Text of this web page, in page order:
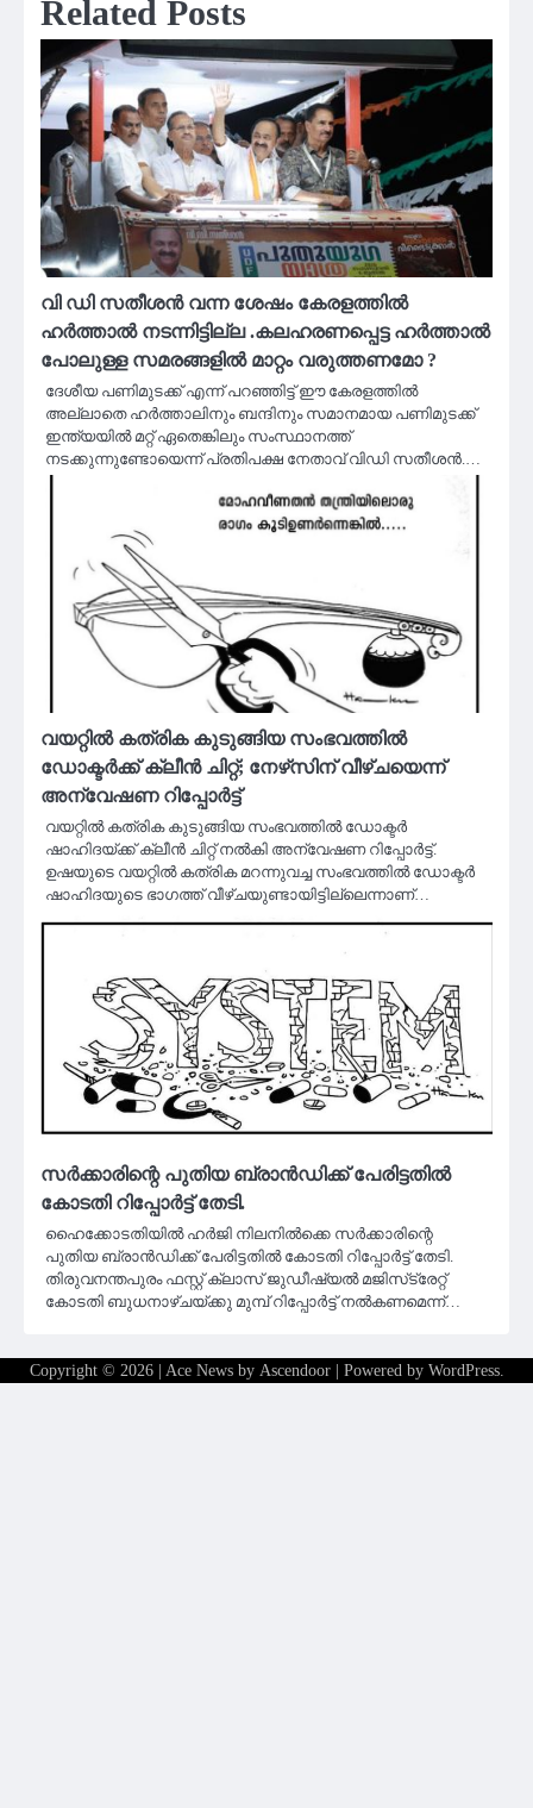
Related Posts
വി ഡി സതീശൻ വന്ന ശേഷം കേരളത്തിൽ
ഹർത്താൽ നടന്നിട്ടില്ല .കലഹരണപ്പെട്ട ഹർത്താൽ
പോലുള്ള സമരങ്ങളിൽ മാറ്റം വരുത്തണമോ ?
ദേശീയ പണിമുടക്ക് എന്ന് പറഞ്ഞിട്ട് ഈ കേരളത്തില്‍
അല്ലാതെ ഹര്‍ത്താലിനും ബന്ദിനും സമാനമായ പണിമുടക്ക്
ഇന്ത്യയില്‍ മറ്റ് ഏതെങ്കിലും സംസ്ഥാനത്ത്
നടക്കുന്നുണ്ടോയെന്ന് പ്രതിപക്ഷ നേതാവ് വിഡി സതീശന്‍.…
വയറ്റില്‍ കത്രിക കുടുങ്ങിയ സംഭവത്തില്‍
ഡോക്ടര്‍ക്ക് ക്ലീന്‍ ചിറ്റ്; നേഴ്‌സിന് വീഴ്ചയെന്ന്
അന്വേഷണ റിപ്പോര്‍ട്ട്
വയറ്റില്‍ കത്രിക കുടുങ്ങിയ സംഭവത്തില്‍ ഡോക്ടര്‍
ഷാഹിദയ്ക്ക് ക്ലീന്‍ ചിറ്റ് നല്‍കി അന്വേഷണ റിപ്പോര്‍ട്ട്.
ഉഷയുടെ വയറ്റില്‍ കത്രിക മറന്നുവച്ച സംഭവത്തില്‍ ഡോക്ടര്‍
ഷാഹിദയുടെ ഭാഗത്ത് വീഴ്ചയുണ്ടായിട്ടില്ലെന്നാണ്…
സര്‍ക്കാരിന്റെ പുതിയ ബ്രാന്‍ഡിക്ക് പേരിട്ടതില്‍
കോടതി റിപ്പോര്‍ട്ട് തേടി.
ഹൈക്കോടതിയില്‍ ഹര്‍ജി നിലനില്‍ക്കെ സര്‍ക്കാരിന്റെ
പുതിയ ബ്രാന്‍ഡിക്ക് പേരിട്ടതില്‍ കോടതി റിപ്പോര്‍ട്ട് തേടി.
തിരുവനന്തപുരം ഫസ്റ്റ് ക്ലാസ് ജുഡീഷ്യല്‍ മജിസ്‌ട്രേറ്റ്
കോടതി ബുധനാഴ്ചയ്ക്കു മുമ്പ് റിപ്പോര്‍ട്ട് നല്‍കണമെന്ന്…
Copyright © 2026 | Ace News by Ascendoor| Powered by WordPress.